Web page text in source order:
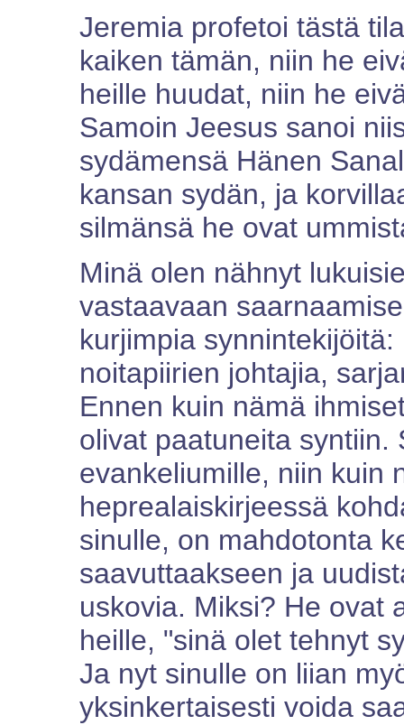
Jeremia profetoi tästä
kaiken tämän, niin he
heille huudat, niin he
Samoin Jeesus sanoi
sydämensä Hänen
kansan sydän, ja
silmänsä he ovat
Minä olen nähnyt
vastaavaan
kurjimpia
noitapiirien johtajia,
Ennen kuin nämä
olivat paatuneita syntiin.
evankeliumille, niin kuin
heprealaiskirjeessä
sinulle, on mahdotonta
saavuttaakseen ja
uskovia. Miksi? He ovat
heille, "sinä olet tehnyt
Ja nyt sinulle on liian
yksinkertaisesti voida